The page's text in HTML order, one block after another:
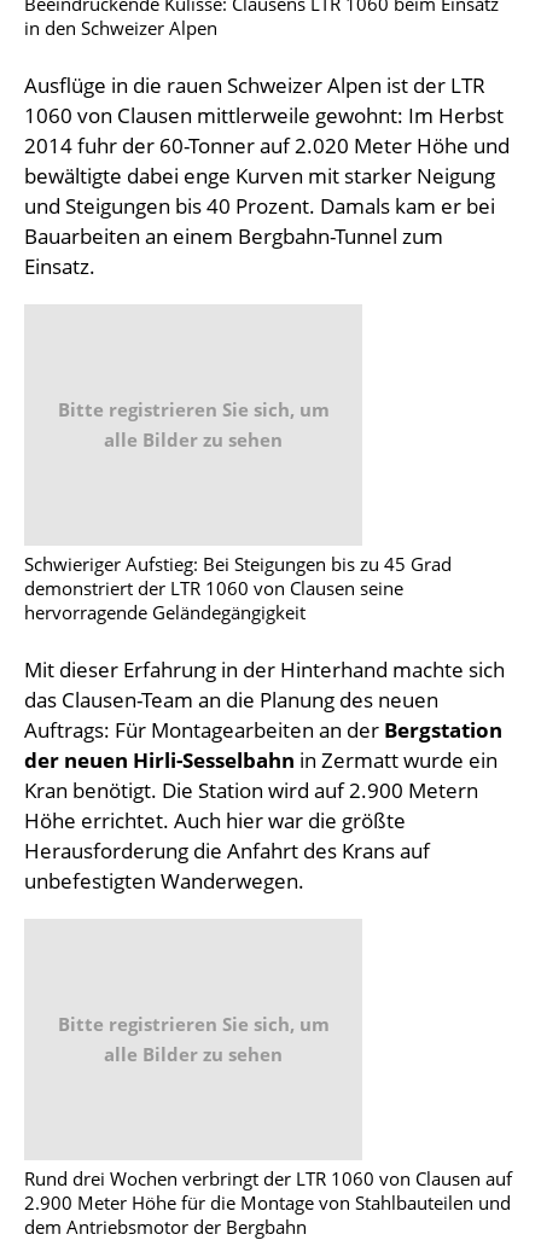
in den Schweizer Alpen
Ausflüge in die rauen Schweizer Alpen ist der LTR
1060 von Clausen mittlerweile gewohnt: Im Herbst
2014 fuhr der 60-Tonner auf 2.020 Meter Höhe und
bewältigte dabei enge Kurven mit starker Neigung
und Steigungen bis 40 Prozent. Damals kam er bei
Bauarbeiten an einem Bergbahn-Tunnel zum
Einsatz.
Bitte registrieren Sie sich, um
alle Bilder zu sehen
Schwieriger Aufstieg: Bei Steigungen bis zu 45 Grad
demonstriert der LTR 1060 von Clausen seine
hervorragende Geländegängigkeit
Mit dieser Erfahrung in der Hinterhand machte sich
das Clausen-Team an die Planung des neuen
Auftrags: Für Montagearbeiten an der Bergstation
der neuen Hirli-Sesselbahn in Zermatt wurde ein
Kran benötigt. Die Station wird auf 2.900 Metern
Höhe errichtet. Auch hier war die größte
Herausforderung die Anfahrt des Krans auf
unbefestigten Wanderwegen.
Bitte registrieren Sie sich, um
alle Bilder zu sehen
Rund drei Wochen verbringt der LTR 1060 von Clausen auf
2.900 Meter Höhe für die Montage von Stahlbauteilen und
dem Antriebsmotor der Bergbahn